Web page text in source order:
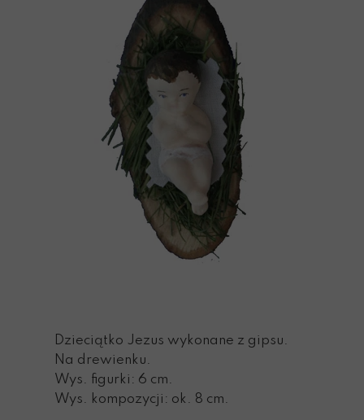
Dzieciątko Jezus wykonane z gipsu.
Na drewienku.
Wys. figurki: 6 cm.
Wys. kompozycji: ok. 8 cm.